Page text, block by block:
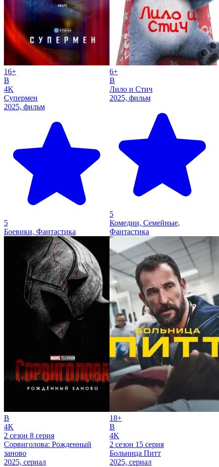
16+
B
4K
Супермен
2025, фильм
5
Боевики, Фантастика
6+
B
Лило и Стич
2025, фильм
5
Комедии, Семейные,
Фантастика
B
4K
2 сезон 8 серия
Сорвиголова: Рожденный
заново
2025, сериал
18+
B
4K
2 сезон 15 серия
Больница Питт
2025, сериал